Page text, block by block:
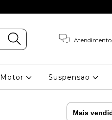
Atendimento
Motor Suspensao